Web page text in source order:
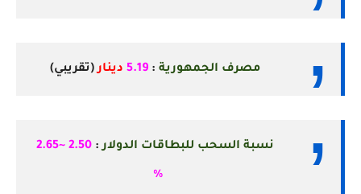
مصرف الجمهورية :
5.19 دينار (تقريبي)
نسبة السحب للبطاقات الدولار:
2.50 ~2.65
٪